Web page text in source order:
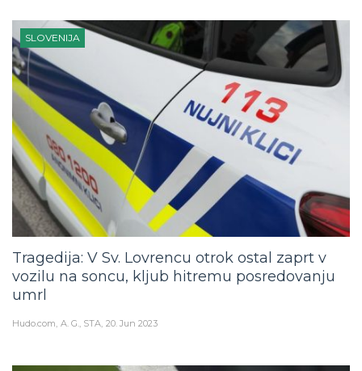
SLOVENIJA
Tragedija: V Sv. Lovrencu otrok ostal zaprt v
vozilu na soncu, kljub hitremu posredovanju
umrl
Hudo.com A. G., STA 20. Jun 2023